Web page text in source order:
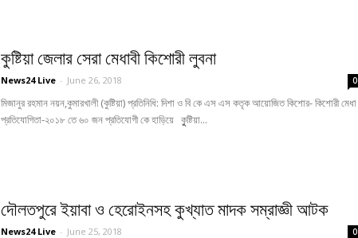
কুষ্টিয়া জেলার সেরা মেধাবী কিশোরী লুবনা
News24 Live - June 26, 2018 0
মিজানুর রহমান নয়ন,কুমারখালী (কুষ্টিয়া) প্রতিনিধি: দিশা ও বি কে এস এস কতৃক আয়োজিত কিশোর- কিশোরী মেধা
প্রতিযোগিতা-২০১৮ তে ৬০ জন প্রতিযোগী কে হাড়িয়ে কুুুুষ্টিয়া...
দৌলতপুরে ইয়াবা ও হেরোইনসহ কুখ্যাত মাদক সম্রাজ্ঞী আটক
News24 Live - June 25, 2018 0